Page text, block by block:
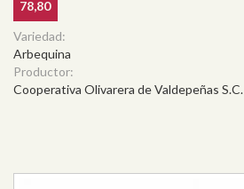
78,80
Variedad:
Arbequina
Productor:
Cooperativa Olivarera de Valdepeñas S.C.